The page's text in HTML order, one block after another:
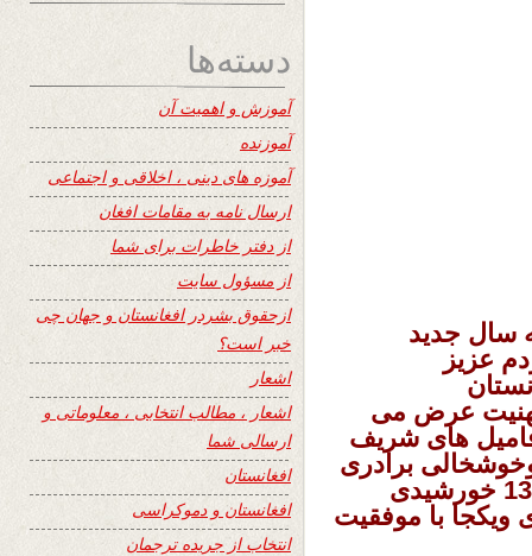
سال جدید
عزیز
عرض می
فامیل های شریف
برادری
دوستی محبت فراوان آغاز نمایید سال. 1393 خورشیدی
ویکجا با موفقیت
دسته‌ها
آموزش و اهمیت آن
آموزنده
آموزه های دینی ، اخلاقی و اجتماعی
ارسال نامه به مقامات افغان
از دفتر خاطرات برای شما
از مسؤول سایت
ازحقوق بشردر افغانستان و جهان چی
خبر است؟
اشعار
اشعار ، مطالب انتخابی ، معلوماتی و
ارسالی شما
افغانستان
افغانستان و دموکراسی
انتخاب از جریده ترجمان